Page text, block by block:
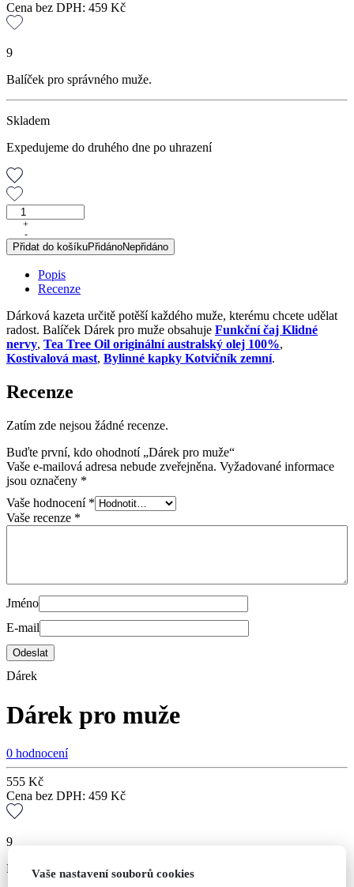
Cena bez DPH: 459 Kč
9
Balíček pro správného muže.
Skladem
Expedujeme do druhého dne po uhrazení
Dárek
muže
množství
+
-
Přidat do košíkuPřidánoNepřidáno
Popis
Recenze
Dárková kazeta určitě potěší každého muže, kterému chcete udělat
radost. Balíček Dárek pro muže obsahuje Funkční čaj Klidné
nervy, Tea Tree Oil originální australský olej 100%,
Kostivalová mast, Bylinné kapky Kotvičník zemní.
Recenze
Zatím zde nejsou žádné recenze.
Buďte první, kdo ohodnotí „Dárek pro muže“
Vaše e-mailová adresa nebude zveřejněna. Vyžadované informace
jsou označeny *
Vaše hodnocení *
Vaše recenze *
Jméno
E-mail
Dárek
Dárek pro muže
0 hodnocení
555 Kč
Cena bez DPH: 459 Kč
9
Balíček pro správného muže.
Vaše nastavení souborů cookies